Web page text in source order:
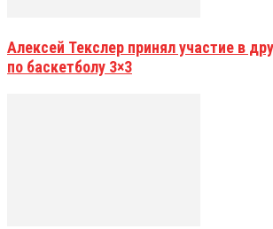
Алексей Текслер принял участие в
по баскетболу 3×3